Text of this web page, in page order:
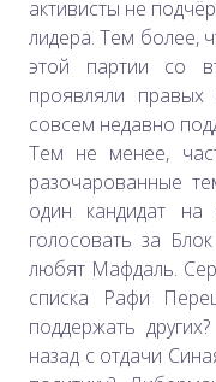
активисты не
лидера. Тем более,
этой партии со
проявляли
совсем недавно
Тем не менее,
разочарованные
один кандидат на
голосовать за
любят Мафдаль.
списка Рафи
поддержать
назад с отдачи